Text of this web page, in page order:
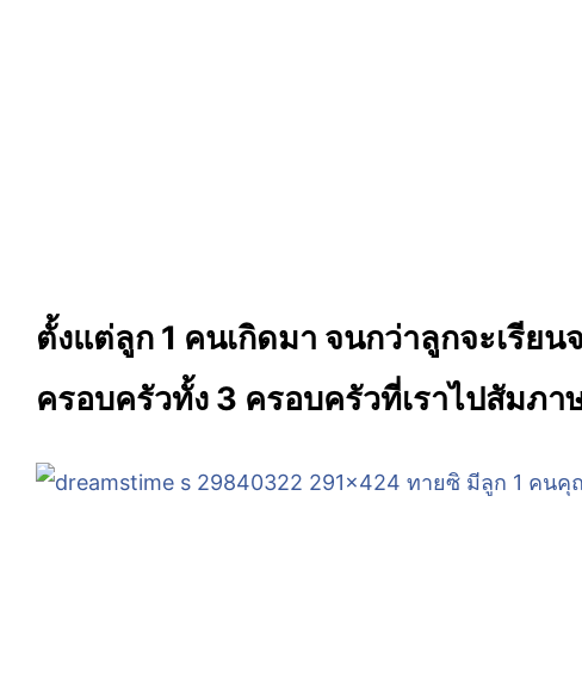
ตั้งแต่ลูก 1 คนเกิดมา จนกว่าลูกจะเรีย
ครอบครัวทั้ง 3 ครอบครัวที่เราไปสัมภ